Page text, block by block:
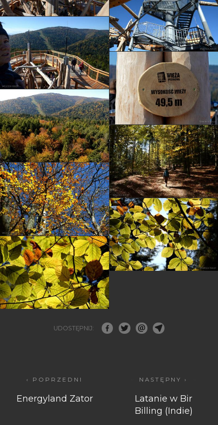
UDOSTĘPNIJ:
‹ POPRZEDNI
Energyland Zator
NASTĘPNY ›
Latanie w Bir
Billing (Indie)